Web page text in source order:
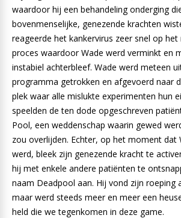
waardoor hij een behandeling onderging
bovenmenselijke, genezende krachten
reageerde het kankervirus zeer snel op
proces waardoor Wade werd verminkt en
instabiel achterbleef. Wade werd meteen
programma getrokken en afgevoerd naar
plek waar alle mislukte experimenten hun
speelden de ten dode opgeschreven
Pool, een weddenschap waarin gewed
zou overlijden. Echter, op het moment dat
werd, bleek zijn genezende kracht te
hij met enkele andere patiënten te
naam Deadpool aan. Hij vond zijn roeping
maar werd steeds meer en meer een
held die we tegenkomen in deze game.